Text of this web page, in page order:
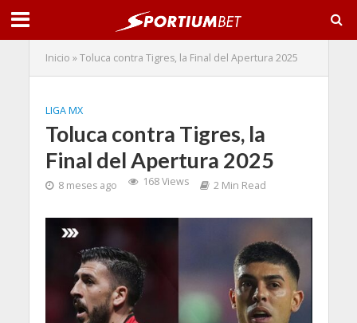
Inicio »Toluca contra Tigres, la Final del Apertura 2025
LIGA MX
Toluca contra Tigres, la
Final del Apertura 2025
8 meses ago 168 Views 2 Min Read